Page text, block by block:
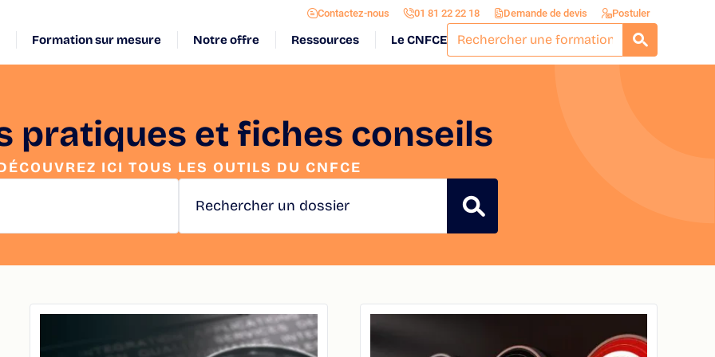
Contactez-nous 01 81 22 22 18 Demande de devis Postuler
Formation sur mesure Notre offre Ressources Le CNFCE
pratiques et fiches conseils
ICI TOUS LES OUTILS DU CNFCE
RECHERCHE